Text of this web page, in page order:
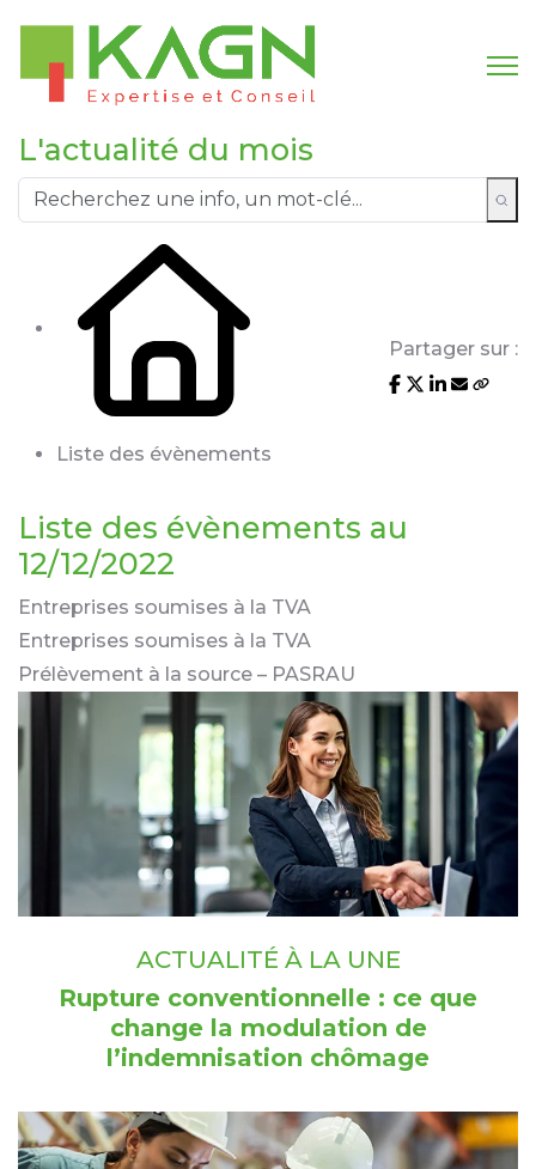
L'actualité du mois
Liste des évènements
Partager sur :
Liste des évènements au
12/12/2022
Entreprises soumises à la TVA
Entreprises soumises à la TVA
Prélèvement à la source – PASRAU
ACTUALITÉ À LA UNE
Rupture conventionnelle : ce que
change la modulation de
l’indemnisation chômage